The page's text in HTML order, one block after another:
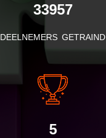
33957
DEELNEMERS GETRAIND
5